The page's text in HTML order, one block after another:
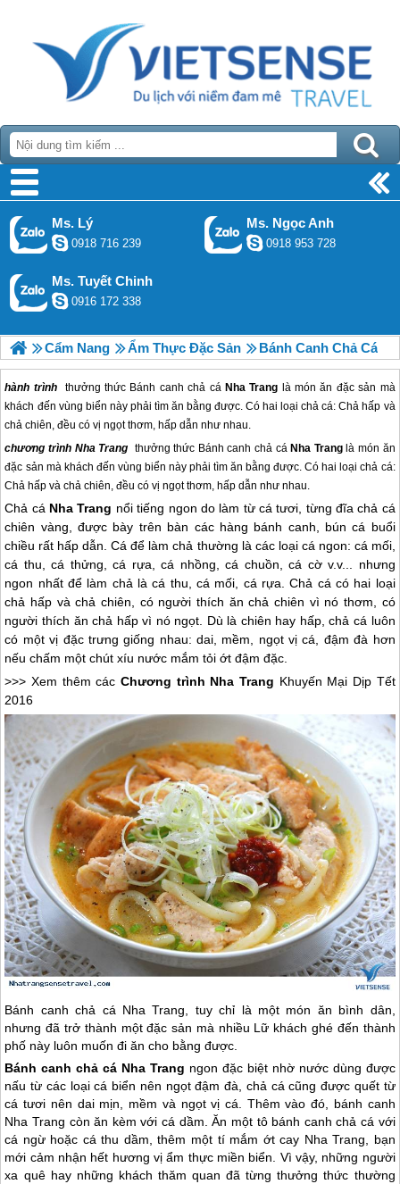
Ms. Lý
0918 716 239
Ms. Ngọc Anh
0918 953 728
Ms. Tuyết Chinh
0916 172 338
Cẩm Nang Ẩm Thực Đặc Sản Bánh Canh Chả Cá
hành trình thưởng thức Bánh canh chả cá Nha Trang là món ăn đặc sản mà
khách đến vùng biển này phải tìm ăn bằng được. Có hai loại chả cá: Chả hấp và
chả chiên, đều có vị ngọt thơm, hấp dẫn như nhau.
chương trình Nha Trang thưởng thức Bánh canh chả cá Nha Tranglà món ăn
đặc sản mà khách đến vùng biển này phải tìm ăn bằng được. Có hai loại chả cá:
Chả hấp và chả chiên, đều có vị ngọt thơm, hấp dẫn như nhau.
Chả cá Nha Trang nổi tiếng ngon do làm từ cá tươi, từng đĩa chả cá
chiên vàng, được bày trên bàn các hàng bánh canh, bún cá buổi
chiều rất hấp dẫn. Cá để làm chả thường là các loại cá ngon: cá mối,
cá thu, cá thửng, cá rựa, cá nhồng, cá chuồn, cá cờ v.v... nhưng
ngon nhất để làm chả là cá thu, cá mối, cá rựa. Chả cá có hai loại
chả hấp và chả chiên, có người thích ăn chả chiên vì nó thơm, có
người thích ăn chả hấp vì nó ngọt. Dù là chiên hay hấp, chả cá luôn
có một vị đặc trưng giống nhau: dai, mềm, ngọt vị cá, đậm đà hơn
nếu chấm một chút xíu nước mắm tỏi ớt đậm đặc.
>>> Xem thêm cácChương trình Nha Trang Khuyến Mại Dịp Tết
2016
Bánh canh chả cá Nha Trang , tuy chỉ là một món ăn bình dân,
nhưng đã trở thành một đặc sản mà nhiều Lữ khách ghé đến thành
phố này luôn muốn đi ăn cho bằng được.
Bánh canh chả cá Nha Trang ngon đặc biệt nhờ nước dùng được
nấu từ các loại cá biển nên ngọt đậm đà, chả cá cũng được quết từ
cá tươi nên dai mịn, mềm và ngọt vị cá. Thêm vào đó, bánh canh
Nha Trang còn ăn kèm với cá dầm. Ăn một tô bánh canh chả cá với
cá ngừ hoặc cá thu dầm, thêm một tí mắm ớt cay Nha Trang , bạn
mới cảm nhận hết hương vị ẩm thực miền biển. Vì vậy, những người
xa quê hay những khách thăm quan đã từng thưởng thức thường